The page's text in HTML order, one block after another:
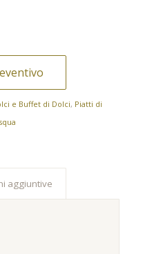
e Buffet di Dolci, Piatti di
aggiuntive